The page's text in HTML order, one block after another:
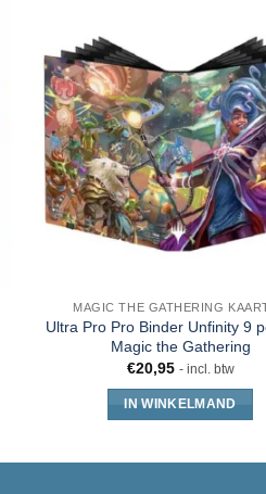
MAGIC THE GATHERING
Ultra Pro Pro Binder Unfinity 9
Magic the Gathering
€20,95 - incl. btw
IN WINKELMAND